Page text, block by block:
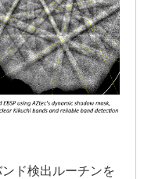
ド検出ルーチンを